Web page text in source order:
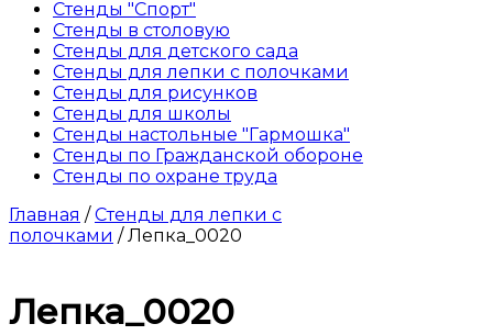
Стенды "Спорт"
Стенды в столовую
Стенды для детского сада
Стенды для лепки с полочками
Стенды для рисунков
Стенды для школы
Стенды настольные "Гармошка"
Стенды по Гражданской обороне
Стенды по охране труда
Главная /Стенды для лепки с
полочками / Лепка_0020
Лепка_0020